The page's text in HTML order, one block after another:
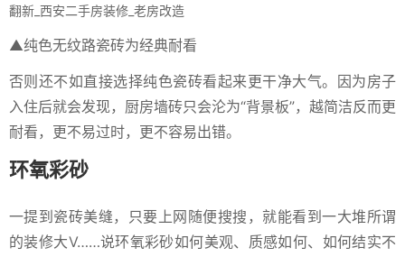
▲纯色无纹路瓷砖为经典耐看
否则还不如直接选择纯色瓷砖看起来更干净大气。因为房子
入住后就会发现，厨房墙砖只会沦为“背景板”，越简洁反而更
耐看，更不易过时，更不容易出错。
环氧彩砂
一提到瓷砖美缝，只要上网随便搜搜，就能看到一大堆所谓
的装修大V……说环氧彩砂如何美观、质感如何、如何结实不